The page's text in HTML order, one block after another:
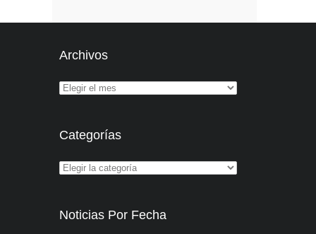
Archivos
Categorías
Noticias Por Fecha